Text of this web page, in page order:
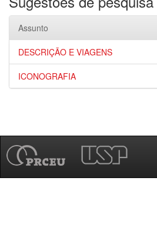
Assunto
DESCRIÇÃO E VIAGENS
ICONOGRAFIA